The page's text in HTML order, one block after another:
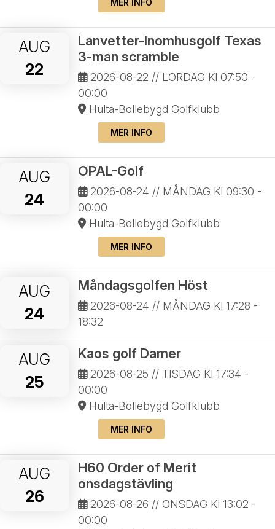
MER INFO
AUG
22
Lanvetter-Inomhusgolf Texas
3-man scramble
2026-08-22 // LÖRDAG Kl 07:50 -
00:00
Hulta-Bollebygd Golfklubb
MER INFO
AUG
24
OPAL-Golf
2026-08-24 // MÅNDAG Kl 09:30 -
00:00
Hulta-Bollebygd Golfklubb
MER INFO
AUG
24
Måndagsgolfen Höst
2026-08-24 // MÅNDAG Kl 17:28 -
18:32
AUG
25
Kaos golf Damer
2026-08-25 // TISDAG Kl 17:34 -
00:00
Hulta-Bollebygd Golfklubb
MER INFO
AUG
26
H60 Order of Merit
onsdagstävling
2026-08-26 // ONSDAG Kl 13:02 -
00:00